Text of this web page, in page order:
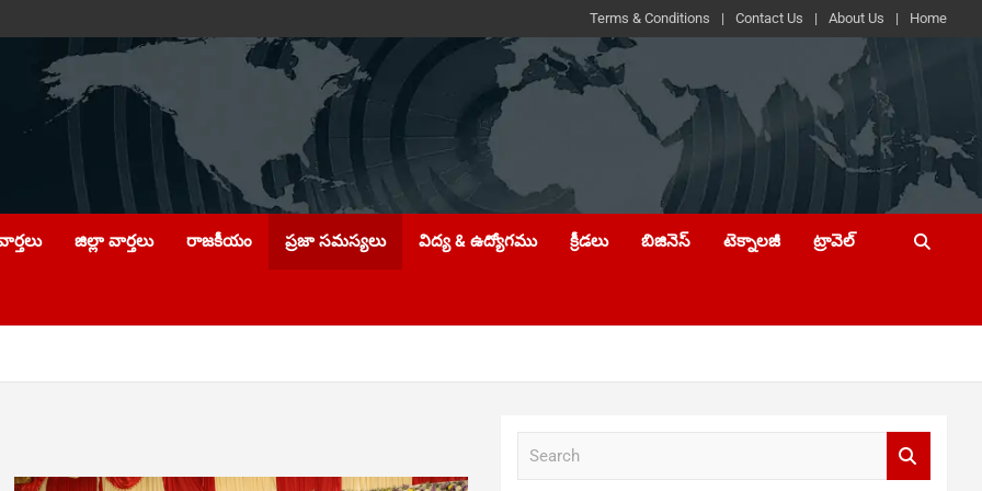
Terms & Conditions Contact Us About Us Home
జిల్లా వార్తలు రాజకీయం ప్రజా సమస్యలు విద్య & ఉద్యోగము క్రీడలు బిజినెస్ టెక్నాలజీ ట్రావెల్